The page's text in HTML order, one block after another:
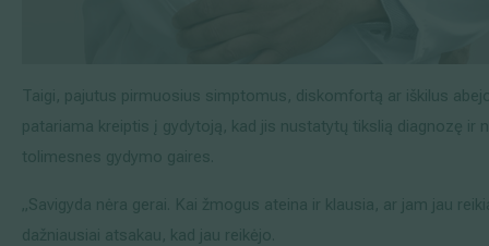
Taigi, pajutus pirmuosius simptomus, diskomfortą ar iškilus
patariama kreiptis į gydytoją, kad jis nustatytų tikslią diagnozę ir
tolimesnes gydymo gaires.
„Savigyda nėra gerai. Kai žmogus ateina ir klausia, ar jam jau
dažniausiai atsakau, kad jau reikėjo.